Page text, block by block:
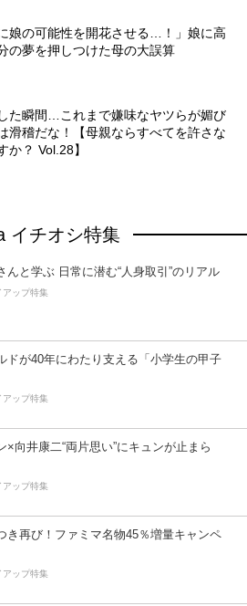
娘の可能性を開花させる…！」娘に高
の夢を押しつけた母の大誤算
た瞬間…これまで嫌味なヤツらが媚び
滑稽だな！【母親ならすべてを許さな
か？ Vol.28】
イチオシ特集
んと学ぶ 日常に潜む“人身取引”のリアル
アップ特集
ドが40年にわたり支える「小学生の甲子
アップ特集
×向井康二“両片思い”にキュンが止まら
アップ特集
き再び！ファミマ名物45％増量キャンペ
アップ特集